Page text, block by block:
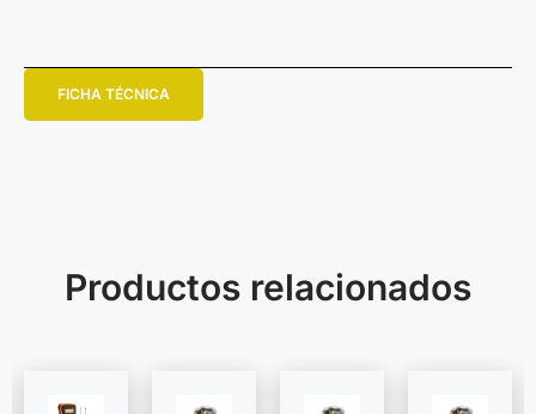
FICHA TÉCNICA
Productos relacionados